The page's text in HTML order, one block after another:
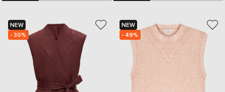
NEW
- 30%
NEW
- 49%